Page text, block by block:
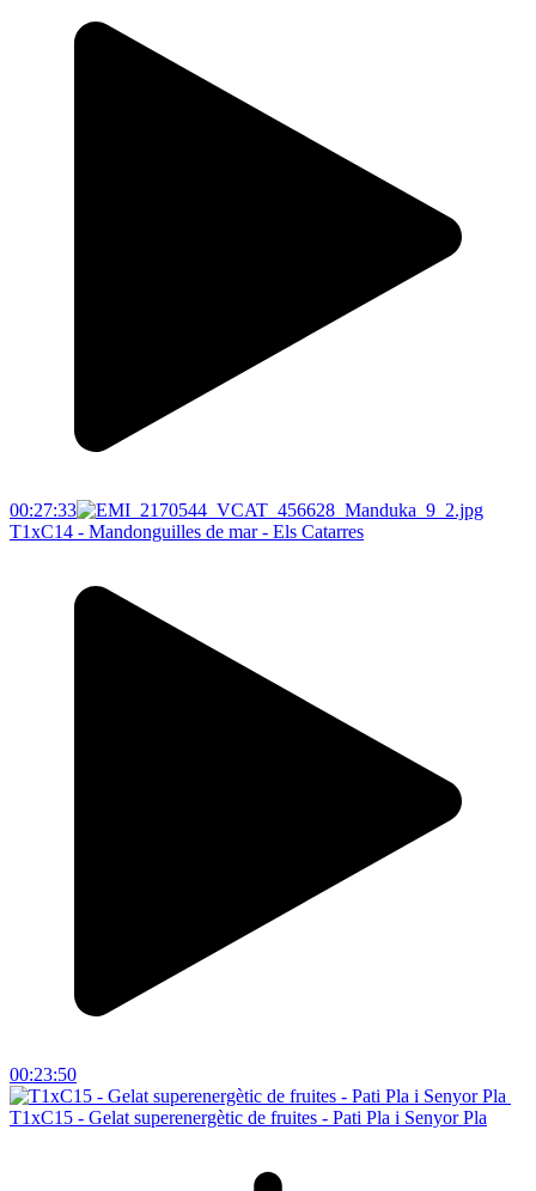
00:27:33
T1xC14 - Mandonguilles de mar - Els Catarres
00:23:50
T1xC15 - Gelat superenergètic de fruites - Pati Pla i Senyor Pla